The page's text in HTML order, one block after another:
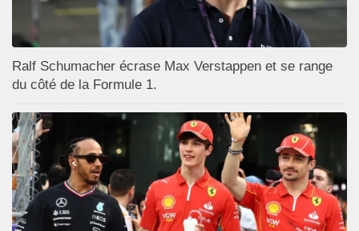
Ralf Schumacher écrase Max Verstappen et se range
du côté de la Formule 1.